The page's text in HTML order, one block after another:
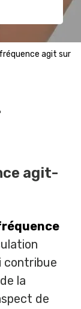
agit sur
agit-
contribue
la
de